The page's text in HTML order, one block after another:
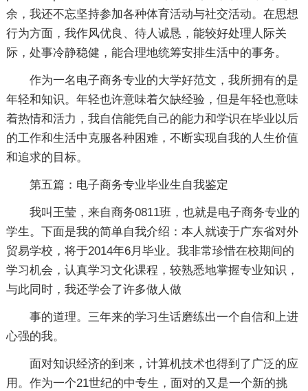
余，我还不忘坚持参加各种体育活动与社交活动。在思想
行为方面，我作风优良、待人诚恳，能较好处理人际关
际，处事冷静稳健，能合理地统筹安排生活中的事务。
作为一名电子商务专业的大学好范文，我所拥有的是
年轻和知识。年轻也许意味着欠缺经验，但是年轻也意味
着热情和活力，我自信能凭自己的能力和学识在毕业以后
的工作和生活中克服各种困难，不断实现自我的人生价值
和追求的目标。
第五篇：电子商务专业毕业生自我鉴定
我叫王莹，来自商务0811班，也就是电子商务专业的
学生。下面是我的简单自我介绍：本人就读于广东省对外
贸易学校，将于2014年6月毕业。我非常珍惜在校期间的
学习机会，认真学习文化课程，较熟悉地掌握专业知识，
与此同时，我还学会了许多做人做
事的道理。三年来的学习生话磨练出一个自信和上进
心强的我。
面对知识经济的到来，计算机技术也得到了广泛的应
用。作为一个21世纪的中专生，面对的又是一个新的挑